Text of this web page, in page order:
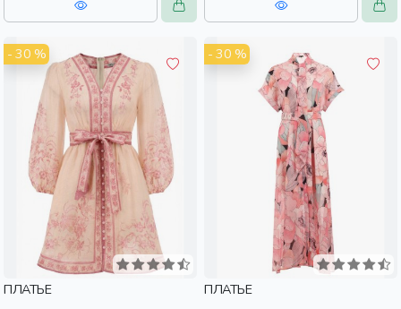
- 30 %
ПЛАТЬЕ
- 30 %
ПЛАТЬЕ